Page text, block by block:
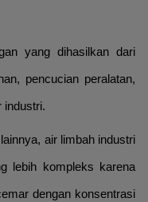
yang dihasilkan dari
pencucian peralatan,
industri.
air limbah industri
lebih kompleks karena
dengan konsentrasi